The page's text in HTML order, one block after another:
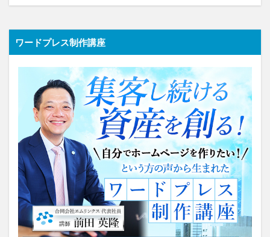
ワードプレス制作講座